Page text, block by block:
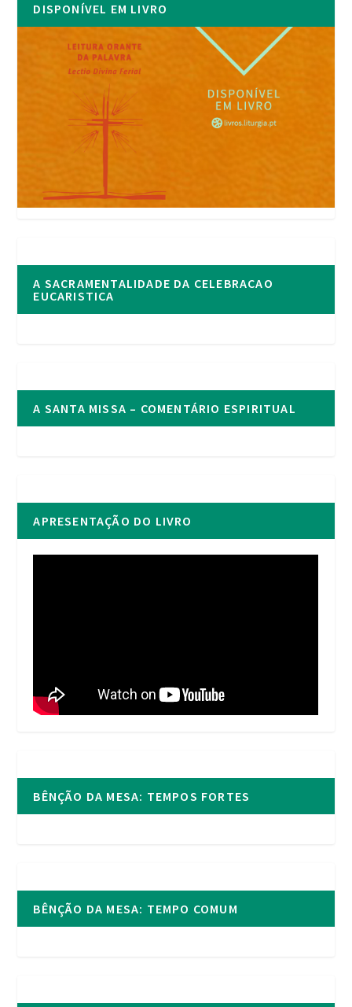
DISPONÍVEL EM LIVRO
A SACRAMENTALIDADE DA CELEBRACAO
EUCARISTICA
A SANTA MISSA – COMENTÁRIO ESPIRITUAL
APRESENTAÇÃO DO LIVRO
BÊNÇÃO DA MESA: TEMPOS FORTES
BÊNÇÃO DA MESA: TEMPO COMUM